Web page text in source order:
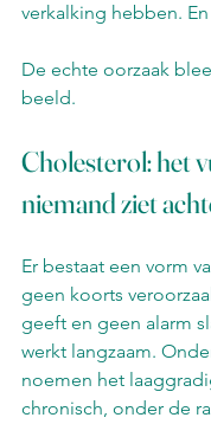
verkalking hebben.
De echte oorzaak
beeld.
Cholesterol: het
niemand ziet
Er bestaat een vorm
geen koorts
geeft en geen alarm
werkt langzaam.
noemen het
chronisch, onder de